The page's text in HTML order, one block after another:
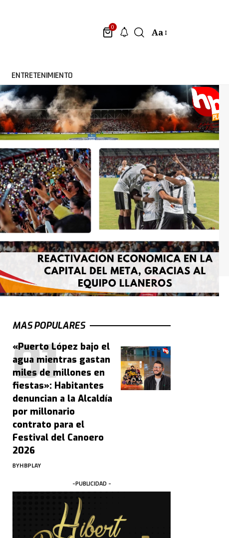
0 Aa
ENTRETENIMIENTO
MAS POPULARES
«Puerto López bajo el
agua mientras gastan
miles de millones en
fiestas»: Habitantes
denuncian a la Alcaldía
por millonario
contrato para el
Festival del Canoero
2026
BYHBPLAY
-PUBLICIDAD -